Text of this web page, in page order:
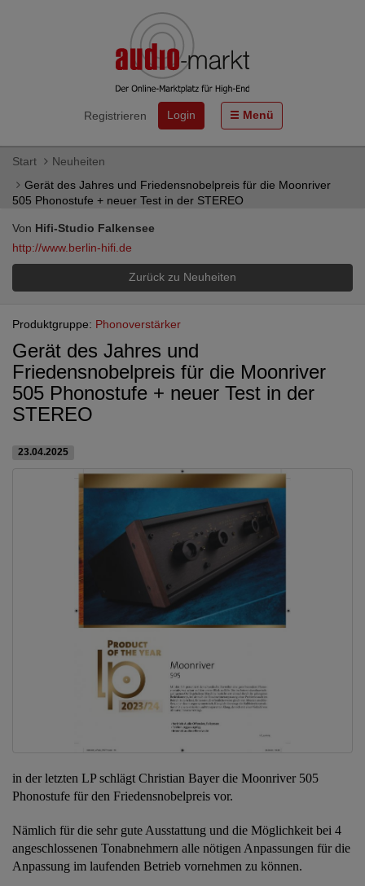
Registrieren Login Menü
Start
Neuheiten
Gerät des Jahres und Friedensnobelpreis für die Moonriver
505 Phonostufe + neuer Test in der STEREO
Von Hifi-Studio Falkensee
http://www.berlin-hifi.de
Zurück zu Neuheiten
Produktgruppe: Phonoverstärker
Gerät des Jahres und
Friedensnobelpreis für die Moonriver
505 Phonostufe + neuer Test in der
STEREO
23.04.2025
in der letzten LP schlägt Christian Bayer die Moonriver 505
Phonostufe für den Friedensnobelpreis vor.
Nämlich für die sehr gute Ausstattung und die Möglichkeit bei 4
angeschlossenen Tonabnehmern alle nötigen Anpassungen für die
Anpassung im laufenden Betrieb vornehmen zu können.